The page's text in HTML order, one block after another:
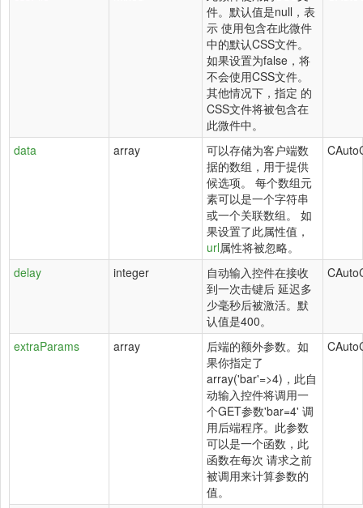
件。默认值是null，表
示 使用包含在此微件
中的默认CSS文件。
如果设置为false，将
不会使用CSS文件。
其他情况下，指定 的
CSS文件将被包含在
此微件中。
data array
可以存储为客户端数
据的数组，用于提供
候选项。 每个数组元
素可以是一个字符串
或一个关联数组。 如
果设置了此属性值，
url属性将被忽略。
delay integer
自动输入控件在接收
到一次击键后 延迟多
少毫秒后被激活。默
认值是400。
extraParams array
后端的额外参数。如
果你指定了
array('bar'=>4)，此自
动输入控件将调用一
个GET参数'bar=4' 调
用后端程序。此参数
可以是一个函数，此
函数在每次 请求之前
被调用来计算参数的
值。